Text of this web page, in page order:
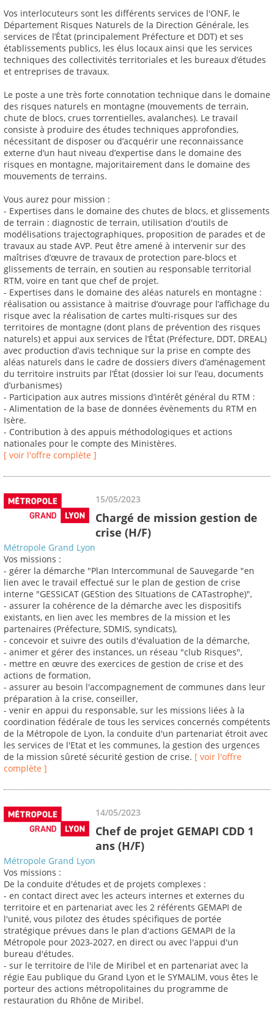
Vos interlocuteurs sont les différents services de l'ONF, le
Département Risques Naturels de la Direction Générale, les
services de l’État (principalement Préfecture et DDT) et ses
établissements publics, les élus locaux ainsi que les services
techniques des collectivités territoriales et les bureaux d’études
et entreprises de travaux.
Le poste a une très forte connotation technique dans le domaine
des risques naturels en montagne (mouvements de terrain,
chute de blocs, crues torrentielles, avalanches). Le travail
consiste à produire des études techniques approfondies,
nécessitant de disposer ou d’acquérir une reconnaissance
externe d’un haut niveau d’expertise dans le domaine des
risques en montagne, majoritairement dans le domaine des
mouvements de terrains.
Vous aurez pour mission :
- Expertises dans le domaine des chutes de blocs, et glissements
de terrain : diagnostic de terrain, utilisation d'outils de
modélisations trajectographiques, proposition de parades et de
travaux au stade AVP. Peut être amené à intervenir sur des
maîtrises d’œuvre de travaux de protection pare-blocs et
glissements de terrain, en soutien au responsable territorial
RTM, voire en tant que chef de projet.
- Expertises dans le domaine des aléas naturels en montagne :
réalisation ou assistance à maitrise d’ouvrage pour l’affichage du
risque avec la réalisation de cartes multi-risques sur des
territoires de montagne (dont plans de prévention des risques
naturels) et appui aux services de l’État (Préfecture, DDT, DREAL)
avec production d’avis technique sur la prise en compte des
aléas naturels dans le cadre de dossiers divers d’aménagement
du territoire instruits par l’État (dossier loi sur l’eau, documents
d’urbanismes)
- Participation aux autres missions d’intérêt général du RTM :
- Alimentation de la base de données évènements du RTM en
Isère.
- Contribution à des appuis méthodologiques et actions
nationales pour le compte des Ministères.
[ voir l'offre complète ]
15/05/2023
Chargé de mission gestion de
crise (H/F)
Métropole Grand Lyon
Vos missions :
- gérer la démarche "Plan Intercommunal de Sauvegarde "en
lien avec le travail effectué sur le plan de gestion de crise
interne "GESSICAT (GEStion des SItuations de CATastrophe)",
- assurer la cohérence de la démarche avec les dispositifs
existants, en lien avec les membres de la mission et les
partenaires (Préfecture, SDMIS, syndicats),
- concevoir et suivre des outils d'évaluation de la démarche,
- animer et gérer des instances, un réseau "club Risques",
- mettre en œuvre des exercices de gestion de crise et des
actions de formation,
- assurer au besoin l'accompagnement de communes dans leur
préparation à la crise, conseiller,
- venir en appui du responsable, sur les missions liées à la
coordination fédérale de tous les services concernés compétents
de la Métropole de Lyon, la conduite d'un partenariat étroit avec
les services de l'Etat et les communes, la gestion des urgences
de la mission sûreté sécurité gestion de crise. [ voir l'offre
complète ]
14/05/2023
Chef de projet GEMAPI CDD 1
ans (H/F)
Métropole Grand Lyon
Vos missions :
De la conduite d'études et de projets complexes :
- en contact direct avec les acteurs internes et externes du
territoire et en partenariat avec les 2 référents GEMAPI de
l'unité, vous pilotez des études spécifiques de portée
stratégique prévues dans le plan d'actions GEMAPI de la
Métropole pour 2023-2027, en direct ou avec l'appui d'un
bureau d'études.
- sur le territoire de l'ile de Miribel et en partenariat avec la
régie Eau publique du Grand Lyon et le SYMALIM, vous êtes le
porteur des actions métropolitaines du programme de
restauration du Rhône de Miribel.